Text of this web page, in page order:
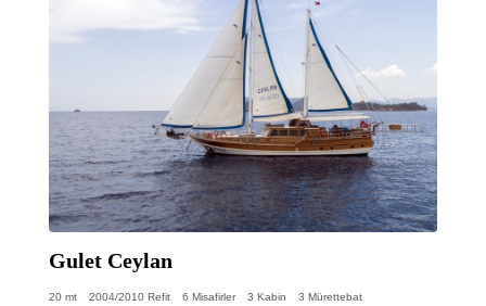
Gulet Ceylan
20 mt 2004/2010 Refit 6 Misafirler 3 Kabin 3 Mürettebat